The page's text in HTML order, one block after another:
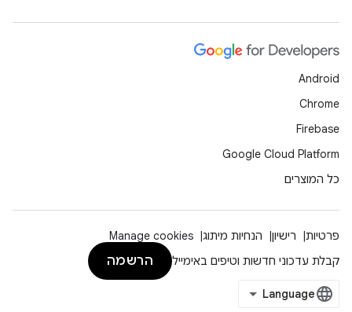
Android
Chrome
Firebase
Google Cloud Platform
כל המוצרים
פרטיות רישיון הנחיות מיתוג
Manage cookies
קבלת עדכוני חדשות וטיפים באימייל
הרשמה